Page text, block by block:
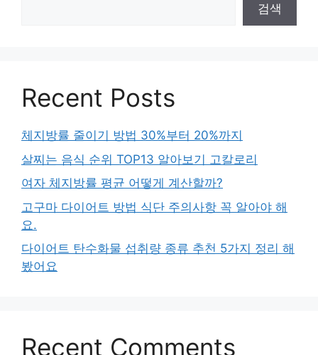
검색
Recent Posts
체지방률 줄이기 방법 30%부터 20%까지
살찌는 음식 순위 TOP13 알아보기 고칼로리
여자 체지방률 평균 어떻게 계산할까?
고구마 다이어트 방법 식단 주의사항 꼭 알아야 해
요.
다이어트 탄수화물 섭취량 종류 추천 5가지 정리 해
봤어요
Recent Comments